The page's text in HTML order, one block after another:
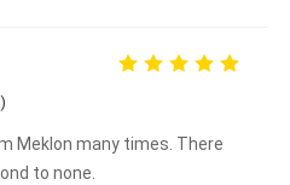
Meklon many times. There
to none.